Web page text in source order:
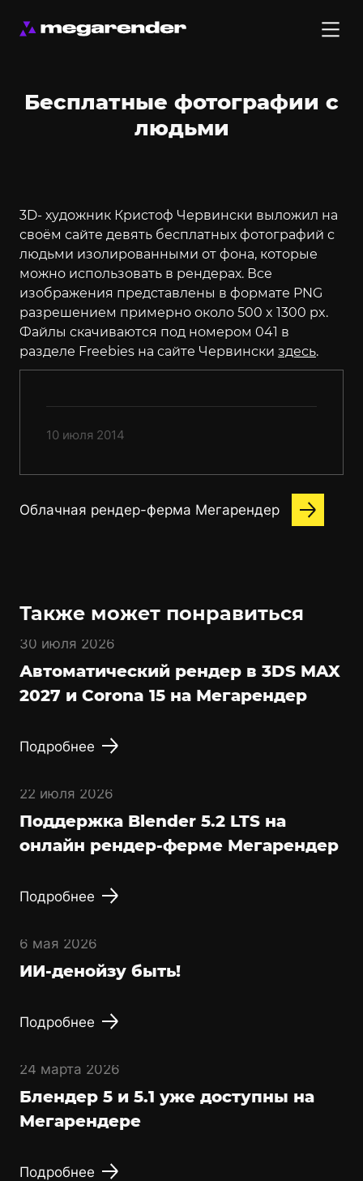
Бесплатные фотографии с
людьми
3D- художник Кристоф Червински выложил на
своём сайте девять бесплатных фотографий с
людьми изолированными от фона, которые
можно использовать в рендерах. Все
изображения представлены в формате PNG
разрешением примерно около 500 x 1300 px.
Файлы скачиваются под номером 041 в
разделе Freebies на сайте Червински здесь.
10 июля 2014
Облачная рендер-ферма Мегарендер
Также может понравиться
30 июля 2026
Автоматический рендер в 3DS MAX
2027 и Corona 15 на Мегарендер
Подробнее
22 июля 2026
Поддержка Blender 5.2 LTS на
онлайн рендер-ферме Мегарендер
Подробнее
6 мая 2026
ИИ-денойзу быть!
Подробнее
24 марта 2026
Блендер 5 и 5.1 уже доступны на
Мегарендере
Подробнее